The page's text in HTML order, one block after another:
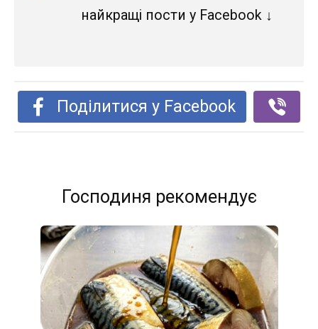
найкращі пости у Facebook ↓
Поділитися у Facebook
Господиня рекомендує